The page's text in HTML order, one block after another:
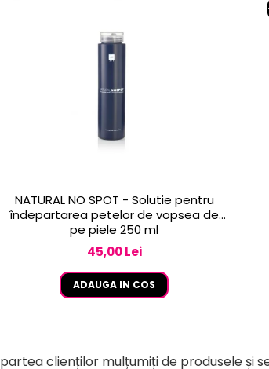
NATURAL NO SPOT - Solutie pentru
îndepartarea petelor de vopsea de
pe piele 250 ml
45,00 Lei
ADAUGA IN COS
partea clienților mulțumiți de produsele și